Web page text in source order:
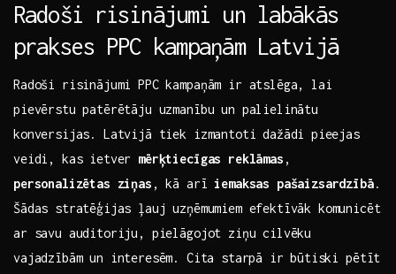
Radoši risinājumi un labākās
prakses PPC kampaņām Latvijā
Radoši risinājumi PPC kampaņām ir atslēga, lai
pievērstu patērētāju uzmanību un palielinātu
konversijas. Latvijā tiek izmantoti dažādi⁢ pieejas
veidi, kas ietver mērķtiecīgas reklāmas ,
personalizētas ziņas , kā arī iemaksas pašaizsardzībā.
Šādas ‍stratēģijas ļauj uzņēmumiem efektīvāk komunicēt
ar savu auditoriju, pielāgojot ziņu cilvēku
vajadzībām un interesēm.⁤ Cita starpā ir⁤ būtiski pētīt